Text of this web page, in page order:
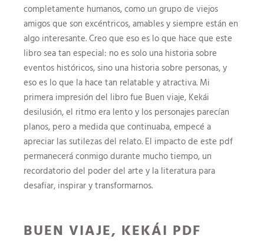
completamente humanos, como un grupo de viejos
amigos que son excéntricos, amables y siempre están en
algo interesante. Creo que eso es lo que hace que este
libro sea tan especial: no es solo una historia sobre
eventos históricos, sino una historia sobre personas, y
eso es lo que la hace tan relatable y atractiva. Mi
primera impresión del libro fue Buen viaje, Kekái
desilusión, el ritmo era lento y los personajes parecían
planos, pero a medida que continuaba, empecé a
apreciar las sutilezas del relato. El impacto de este pdf
permanecerá conmigo durante mucho tiempo, un
recordatorio del poder del arte y la literatura para
desafiar, inspirar y transformarnos.
BUEN VIAJE, KEKÁI PDF